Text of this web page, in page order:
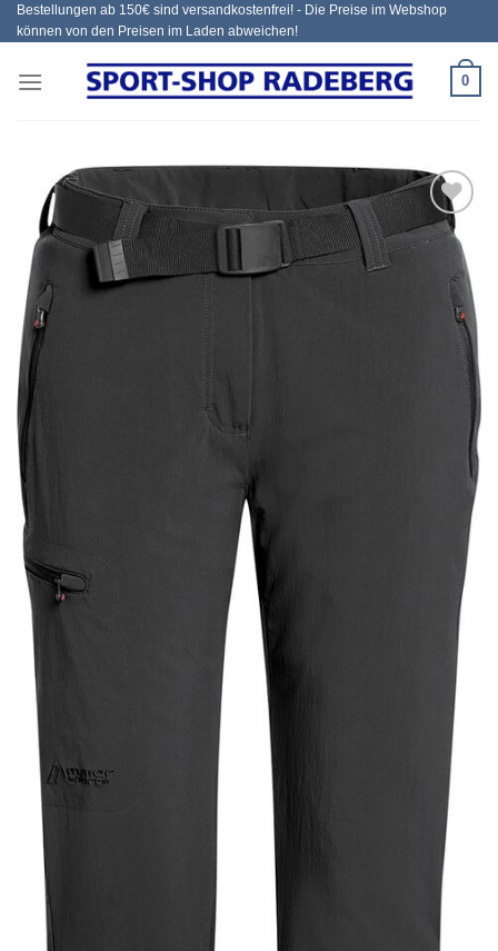
Zum
Inhalt
Bestellungen ab 150€ sind versandkostenfrei! - Die Preise im Webshop
können von den Preisen im Laden abweichen!
0
Add to
wishlist